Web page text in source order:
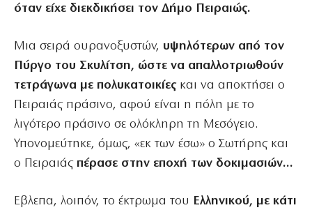
όταν είχε διεκδικήσει τον Δήμο Πειραιώς.
Μια σειρά ουρανοξυστών, υψηλότερων από τον
Πύργο του Σκυλίτση, ώστε να απαλλοτριωθούν
τετράγωνα με πολυκατοικίες και να αποκτήσει ο
Πειραιάς πράσινο, αφού είναι η πόλη με το
λιγότερο πράσινο σε ολόκληρη τη Μεσόγειο.
Υπονομεύτηκε, όμως, «εκ των έσω» ο Σωτήρης και
ο Πειραιάς πέρασε στην εποχή των δοκιμασιών…
Εβλεπα, λοιπόν, το έκτρωμα του Ελληνικού, με κάτι